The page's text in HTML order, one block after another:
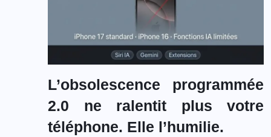
L’obsolescence programmée
2.0 ne ralentit plus votre
téléphone. Elle l’humilie.